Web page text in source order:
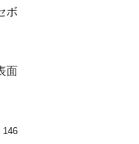
ボ
面
146